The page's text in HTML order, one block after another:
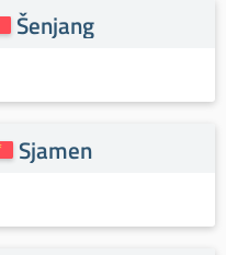
Šenjang
Sjamen